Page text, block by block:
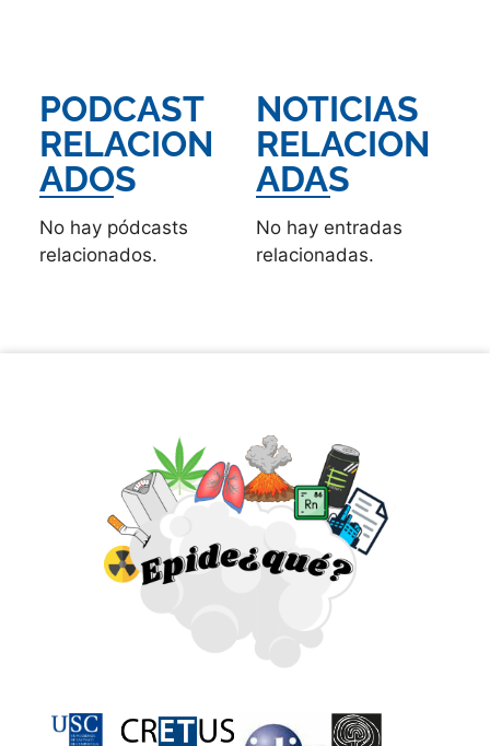
NOTICIAS
RELACION
ADAS
No hay entradas
relacionadas.
PODCAST
RELACION
ADOS
No hay pódcasts
relacionados.